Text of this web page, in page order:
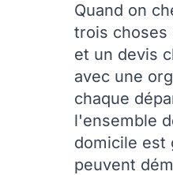
Quand on
trois choses
et un devis
avec une
chaque
l'ensemble
domicile est
peuvent